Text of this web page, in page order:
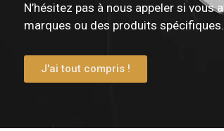
N’hésitez pas à nous appeler si vous
marques ou des produits spécifiques.
J'ai tout compris !